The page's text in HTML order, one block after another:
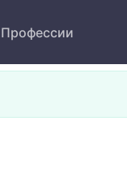
Профессии